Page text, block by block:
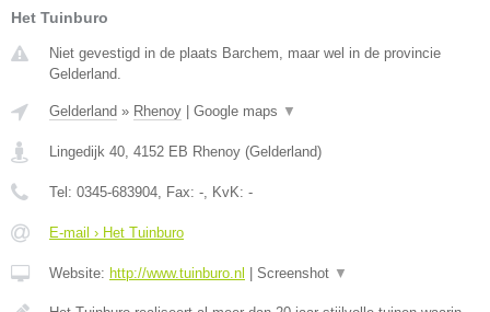
Het Tuinburo
Niet gevestigd in de plaats Barchem, maar wel in de provincie
Gelderland.
Gelderland » Rhenoy Google maps ▼
Lingedijk 40 4152 EB Rhenoy (Gelderland)
Tel: 0345-683904 , Fax: - , KvK: -
E-mail › Het Tuinburo
Website: http://www.tuinburo.nl Screenshot ▼